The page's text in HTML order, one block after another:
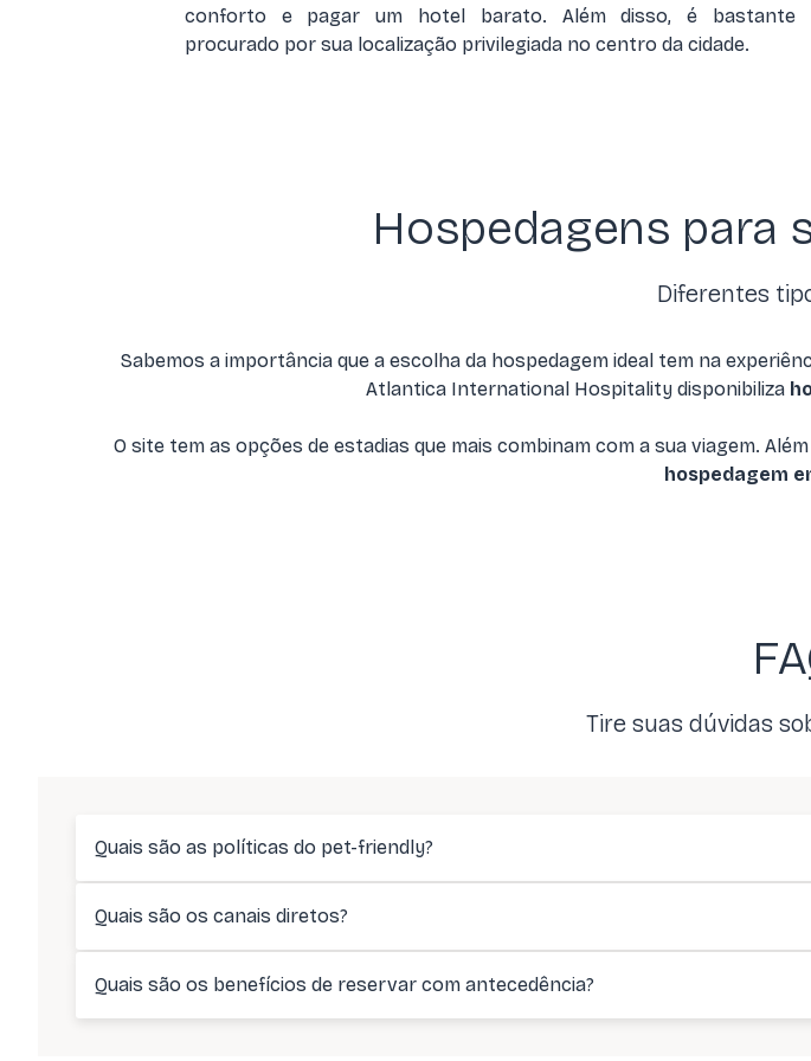
conforto e pagar um hotel barato. Além disso, é bastante
procurado por sua localização privilegiada no centro da cidade.
Hospedagens para
Diferentes
Sabemos a importância que a escolha da hospedagem ideal tem na
Atlantica International Hospitality disponibiliza
O site tem as opções de estadias que mais combinam com a sua viagem.
hospedagem
Tire suas dúvidas
Quais são as políticas do pet-friendly?
Quais são os canais diretos?
Quais são os benefícios de reservar com antecedência?